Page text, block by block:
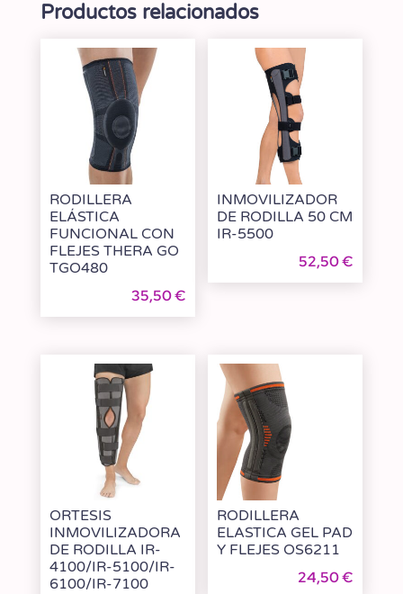
Productos relacionados
RODILLERA
ELÁSTICA
FUNCIONAL CON
FLEJES THERA GO
TGO480
35,50€
INMOVILIZADOR
DE RODILLA 50 CM
IR-5500
52,50€
ORTESIS
INMOVILIZADORA
DE RODILLA IR-
4100/IR-5100/IR-
6100/IR-7100
RODILLERA
ELASTICA GEL PAD
Y FLEJES OS6211
24,50€